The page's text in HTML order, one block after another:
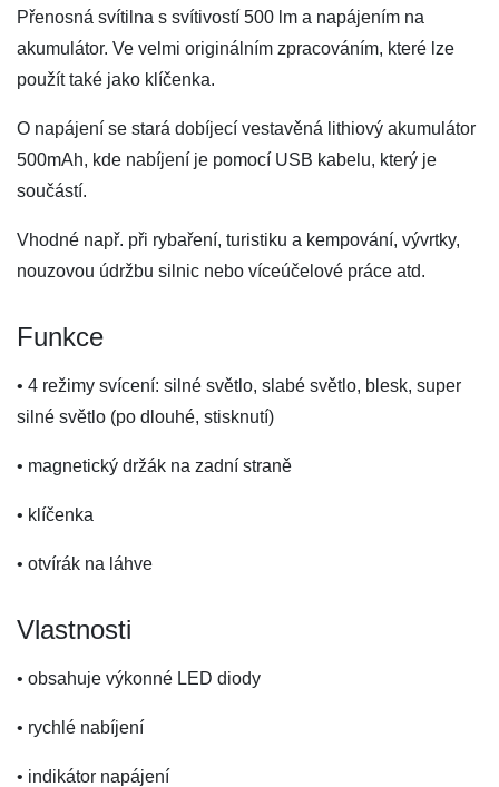
Přenosná svítilna s svítivostí 500 lm a napájením na
akumulátor. Ve velmi originálním zpracováním, které lze
použít také jako klíčenka.
O napájení se stará dobíjecí vestavěná lithiový akumulátor
500mAh, kde nabíjení je pomocí USB kabelu, který je
součástí.
Vhodné např. při rybaření, turistiku a kempování, vývrtky,
nouzovou údržbu silnic nebo víceúčelové práce atd.
Funkce
• 4 režimy svícení: silné světlo, slabé světlo, blesk, super
silné světlo (po dlouhé, stisknutí)
• magnetický držák na zadní straně
• klíčenka
• otvírák na láhve
Vlastnosti
• obsahuje výkonné LED diody
• rychlé nabíjení
• indikátor napájení